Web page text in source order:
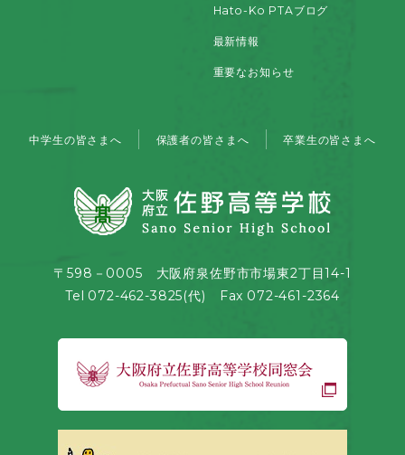
Hato-Ko PTAブログ
最新情報
重要なお知らせ
中学生の皆さまへ 保護者の皆さまへ 卒業生の皆さまへ
〒598－0005 大阪府泉佐野市市場東2丁目14-1
Tel 072-462-3825(代) Fax 072-461-2364